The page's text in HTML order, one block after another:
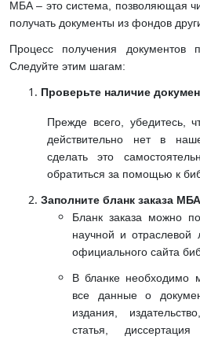
МБА – это система, позволяющая
получать документы из фондов
Процесс получения
Следуйте этим шагам:
Проверьте наличие
Прежде всего, убедитесь,
действительно нет в
сделать это
обратиться за помощью к
Заполните бланк заказа
Бланк заказа можно
научной и отраслевой
официального сайта
В бланке необходимо
все данные о
издания,
статья,